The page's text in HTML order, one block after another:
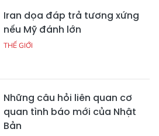
Iran dọa đáp trả tương xứng
nếu Mỹ đánh lớn
THẾ GIỚI
Những câu hỏi liên quan cơ
quan tình báo mới của Nhật
Bản